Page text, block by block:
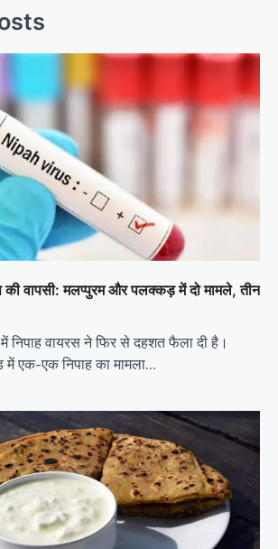
की वापसी: मलप्पुरम और पलक्कड़ में दो मामले, तीन
वायरस ने फिर से दहशत फैला दी है।
एक-एक निपाह का मामला…